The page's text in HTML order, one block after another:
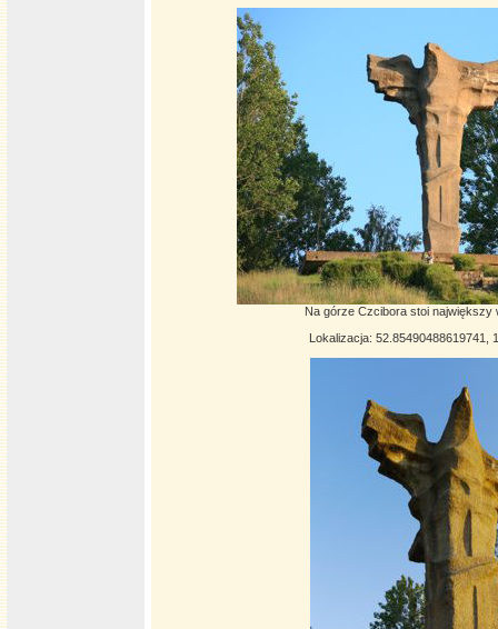
Na górze Czcibora stoi największy
Lokalizacja: 52.85490488619741,